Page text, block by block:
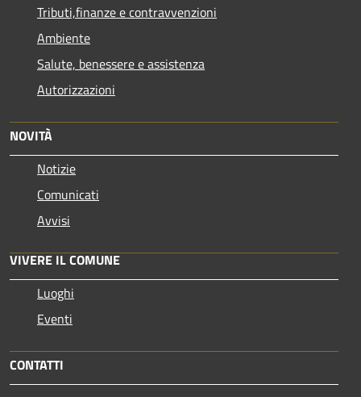
Tributi,finanze e contravvenzioni
Ambiente
Salute, benessere e assistenza
Autorizzazioni
NOVITÀ
Notizie
Comunicati
Avvisi
VIVERE IL COMUNE
Luoghi
Eventi
CONTATTI